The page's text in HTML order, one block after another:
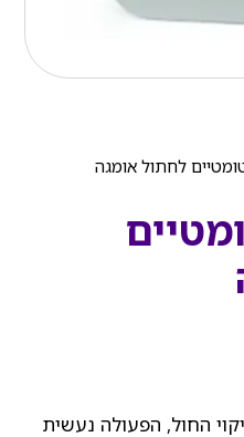
לחתול אומגה
החול, הפעולה נעשית